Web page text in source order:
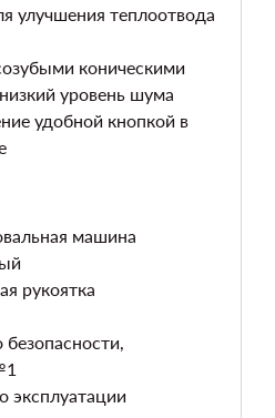
улучшения теплоотвода
коническими
уровень шума
удобной кнопкой в
машина
рукоятка
эксплуатации